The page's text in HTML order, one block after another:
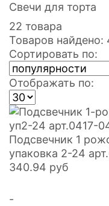
Свечи для торта
22 товара
Товаров найдено:
Сортировать по:
Отображать по:
Подсвечник 1
упаковка 2-24
340.94 руб
-